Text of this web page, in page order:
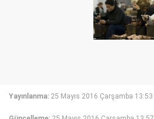
Yayınlanma: 25 Mayıs 2016 Çarşamba 13:53